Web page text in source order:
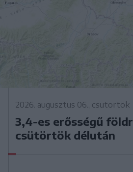
2026. augusztus 06., csütörtök
3,4-es erősségű
csütörtök délután